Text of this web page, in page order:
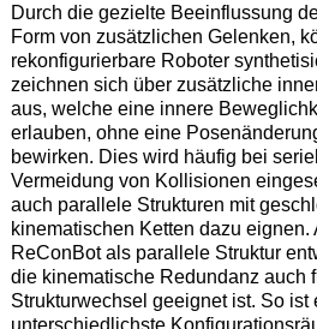
Durch die gezielte Beeinflussung
Form von zusätzlichen Gelenken,
rekonfigurierbare Roboter
zeichnen sich über zusätzliche
aus, welche eine innere
erlauben, ohne eine
bewirken. Dies wird häufig bei
Vermeidung von Kollisionen
auch parallele Strukturen mit
kinematischen Ketten dazu eignen.
ReConBot als parallele Struktur
die kinematische Redundanz auch
Strukturwechsel geeignet ist. So ist
unterschiedlichste